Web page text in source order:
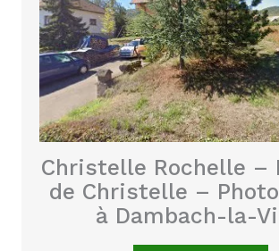
Christelle Rochelle –
de Christelle –
à Dambach-la-